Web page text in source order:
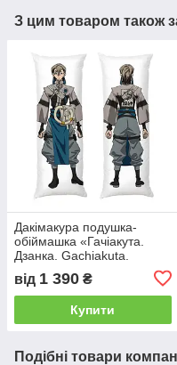
З цим товаром також
Дакімакура подушка-
обіймашка «Гачіакута.
Дзанка. Gachiakuta.
від 1 390 ₴
Купити
Подібні товари